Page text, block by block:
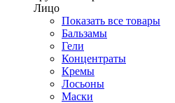
Лицо
Показать все товары
Бальзамы
Гели
Концентраты
Кремы
Лосьоны
Маски